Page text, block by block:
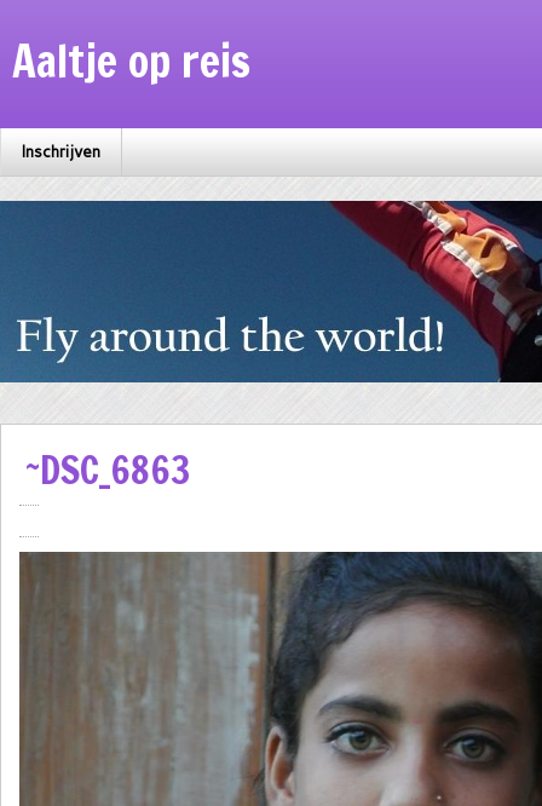
Aaltje op reis
Inschrijven
~DSC_6863